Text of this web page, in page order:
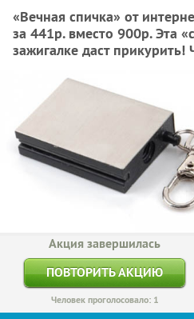
«Вечная спичка» от
за 441р. вместо 900р. Эта
зажигалке даст прикурить!
Акция завершилась
ПОВТОРИТЬ АКЦИЮ
Человек проголосовало: 1